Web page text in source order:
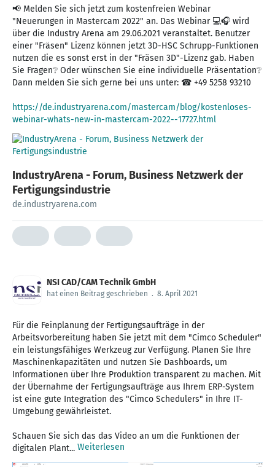
📢 Melden Sie sich jetzt zum kostenfreien Webinar
"Neuerungen in Mastercam 2022" an. Das Webinar 💻🎧 wird
über die Industry Arena am 29.06.2021 veranstaltet. Benutzer
einer "Fräsen" Lizenz können jetzt 3D-HSC Schrupp-Funktionen
nutzen die es sonst erst in der "Fräsen 3D"-Lizenz gab. Haben
Sie Fragen❔ Oder wünschen Sie eine individuelle Präsentation❔
Dann melden Sie sich gerne bei uns unter: ☎ +49 5258 93210
https://de.industryarena.com/mastercam/blog/kostenloses-
webinar-whats-new-in-mastercam-2022--17727.html
IndustryArena - Forum, Business Netzwerk der
Fertigungsindustrie
de.industryarena.com
NSI CAD/CAM Technik GmbH
hat einen Beitrag geschrieben . 8. April 2021
Für die Feinplanung der Fertigungsaufträge in der
Arbeitsvorbereitung haben Sie jetzt mit dem "Cimco Scheduler"
ein leistungsfähiges Werkzeug zur Verfügung. Planen Sie Ihre
Maschinenkapazitäten und nutzen Sie Dashboards, um
Informationen über Ihre Produktion transparent zu machen. Mit
der Übernahme der Fertigungsaufträge aus Ihrem ERP-System
ist eine gute Integration des "Cimco Schedulers" in Ihre IT-
Umgebung gewährleistet.
Schauen Sie sich das das Video an um die Funktionen der
digitalen Plant... Weiterlesen